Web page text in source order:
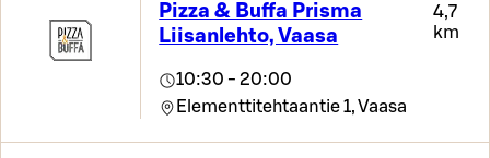
Pizza & Buffa Prisma
Liisanlehto, Vaasa
4,7
km
10:30 - 20:00
Elementtitehtaantie 1,Vaasa